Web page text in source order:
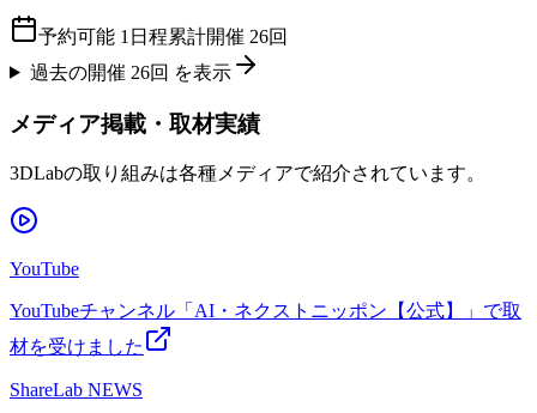
予約可能 1 日程累計開催 26回
過去の開催 26回 を表示
メディア掲載・取材実績
3DLabの取り組みは各種メディアで紹介されています。
YouTube
YouTubeチャンネル「AI・ネクストニッポン【公式】」で取
材を受けました
ShareLab NEWS